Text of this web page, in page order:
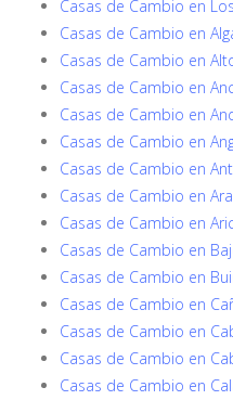
Casas de Cambio en
Casas de Cambio en
Casas de Cambio en
Casas de Cambio en
Casas de Cambio en
Casas de Cambio en
Casas de Cambio en
Casas de Cambio en
Casas de Cambio en
Casas de Cambio en
Casas de Cambio en
Casas de Cambio en
Casas de Cambio en
Casas de Cambio en
Casas de Cambio en